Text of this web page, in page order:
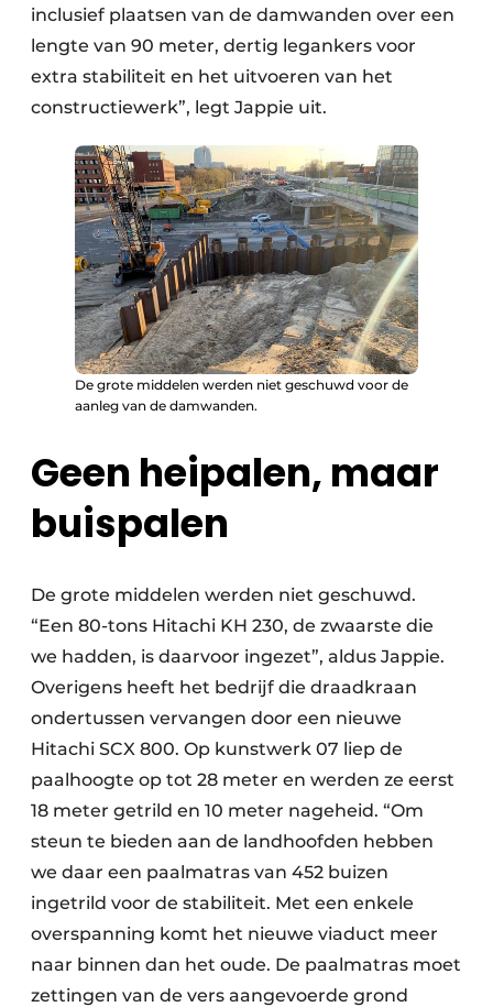
inclusief plaatsen van de damwanden over een
lengte van 90 meter, dertig legankers voor
extra stabiliteit en het uitvoeren van het
constructiewerk”, legt Jappie uit.
De grote middelen werden niet geschuwd voor de
aanleg van de damwanden.
Geen heipalen, maar
buispalen
De grote middelen werden niet geschuwd.
“Een 80-tons Hitachi KH 230, de zwaarste die
we hadden, is daarvoor ingezet”, aldus Jappie.
Overigens heeft het bedrijf die draadkraan
ondertussen vervangen door een nieuwe
Hitachi SCX 800. Op kunstwerk 07 liep de
paalhoogte op tot 28 meter en werden ze eerst
18 meter getrild en 10 meter nageheid. “Om
steun te bieden aan de landhoofden hebben
we daar een paalmatras van 452 buizen
ingetrild voor de stabiliteit. Met een enkele
overspanning komt het nieuwe viaduct meer
naar binnen dan het oude. De paalmatras moet
zettingen van de vers aangevoerde grond